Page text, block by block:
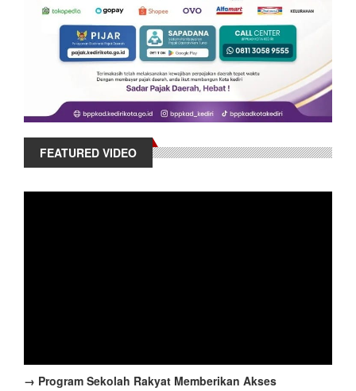
FEATURED VIDEO
→ Program Sekolah Rakyat Memberikan Akses